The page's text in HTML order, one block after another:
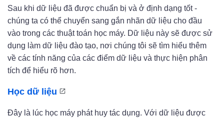
Sau khi dữ liệu đã được chuẩn bị và ở định dạng tốt -
chúng ta có thể chuyển sang gắn nhãn dữ liệu cho đầu
vào trong các thuật toán học máy. Dữ liệu này sẽ được sử
dụng làm dữ liệu đào tạo, nơi chúng tôi sẽ tìm hiểu thêm
về các tính năng của các điểm dữ liệu và thực hiện phân
tích để hiểu rõ hơn.
Học dữ liệu
Đây là lúc học máy phát huy tác dụng. Với dữ liệu được